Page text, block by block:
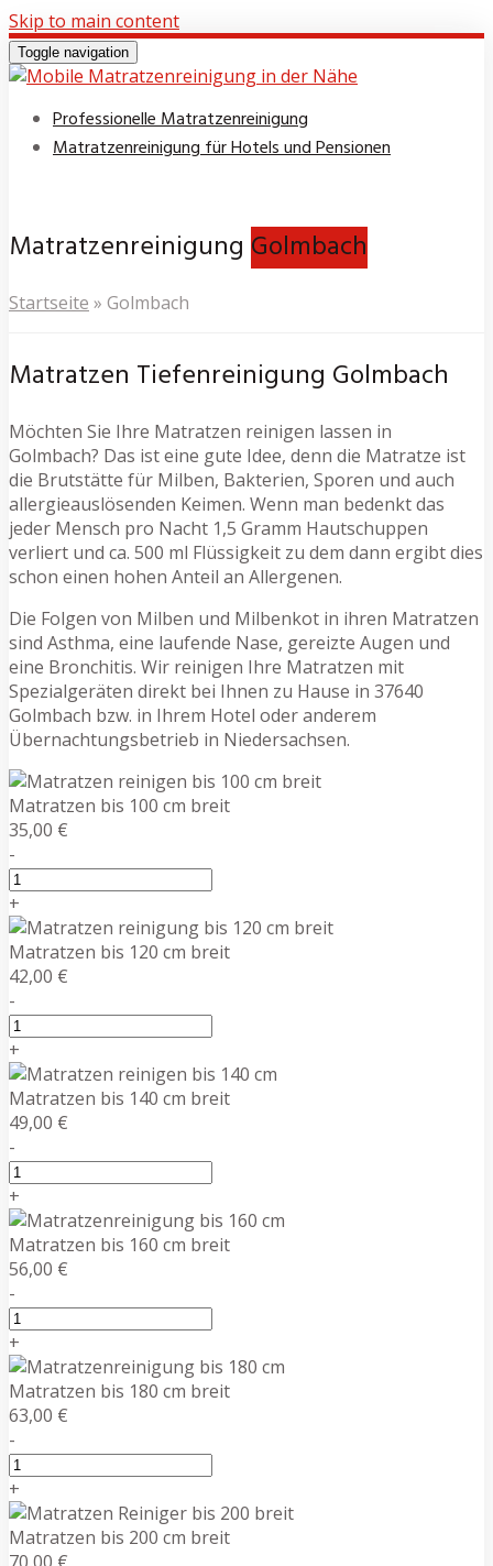
Skip to main content
Toggle navigation
Professionelle Matratzenreinigung
Matratzenreinigung für Hotels und Pensionen
Matratzenreinigung Golmbach
Startseite » Golmbach
Matratzen Tiefenreinigung Golmbach
Möchten Sie Ihre Matratzen reinigen lassen in
Golmbach? Das ist eine gute Idee, denn die Matratze ist
die Brutstätte für Milben, Bakterien, Sporen und auch
allergieauslösenden Keimen. Wenn man bedenkt das
jeder Mensch pro Nacht 1,5 Gramm Hautschuppen
verliert und ca. 500 ml Flüssigkeit zu dem dann ergibt dies
schon einen hohen Anteil an Allergenen.
Die Folgen von Milben und Milbenkot in ihren Matratzen
sind Asthma, eine laufende Nase, gereizte Augen und
eine Bronchitis. Wir reinigen Ihre Matratzen mit
Spezialgeräten direkt bei Ihnen zu Hause in 37640
Golmbach bzw. in Ihrem Hotel oder anderem
Übernachtungsbetrieb in Niedersachsen.
Matratzen bis 100 cm breit
35,00 €
-
+
Matratzen bis 120 cm breit
42,00 €
-
+
Matratzen bis 140 cm breit
49,00 €
-
+
Matratzen bis 160 cm breit
56,00 €
-
+
Matratzen bis 180 cm breit
63,00 €
-
+
Matratzen bis 200 cm breit